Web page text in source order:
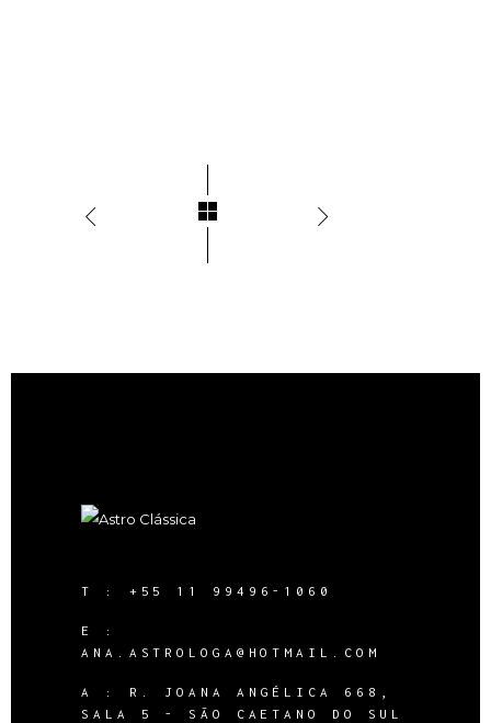
T : +55 11 99496-1060
E :
ANA.ASTROLOGA@HOTMAIL.COM
A :
R. JOANA ANGÉLICA 668,
SALA 5 - SÃO CAETANO DO SUL